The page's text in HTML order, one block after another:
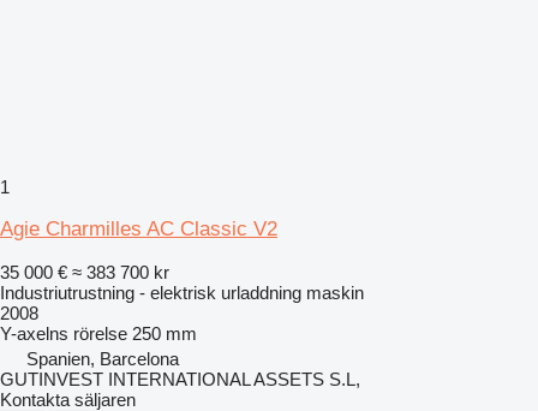
1
Agie Charmilles AC Classic V2
35 000 € ≈ 383 700 kr
Industriutrustning - elektrisk urladdning maskin
2008
Y-axelns rörelse 250 mm
Spanien, Barcelona
GUTINVEST INTERNATIONAL ASSETS S.L,
Kontakta säljaren